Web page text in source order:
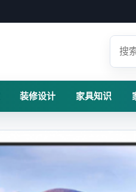
装修设计 家具知识